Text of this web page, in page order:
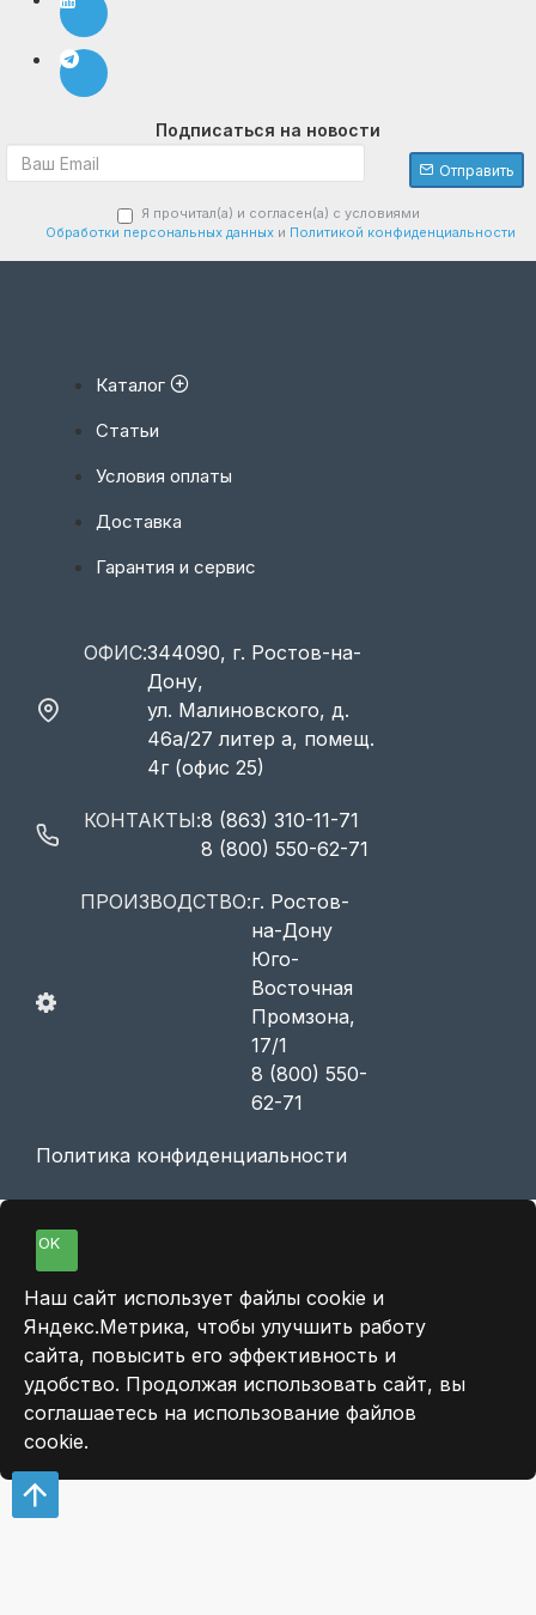
Подписаться на новости
Отправить
Я прочитал(а) и согласен(а) с условиями
Обработки персональных данныхи Политикой конфиденциальности
Каталог
Статьи
Условия оплаты
Доставка
Гарантия и сервис
ОФИС:344090, г. Ростов-на-
Дону,
ул. Малиновского, д.
46а/27 литер а, помещ.
4г (офис 25)
КОНТАКТЫ:8 (863) 310-11-71
8 (800) 550-62-71
ПРОИЗВОДСТВО:г. Ростов-
на-Дону
Юго-
Восточная
Промзона,
17/1
8 (800) 550-
62-71
Политика конфиденциальности
OK
Наш сайт использует файлы cookie и
Яндекс.Метрика, чтобы улучшить работу
сайта, повысить его эффективность и
удобство. Продолжая использовать сайт, вы
соглашаетесь на использование файлов
cookie.